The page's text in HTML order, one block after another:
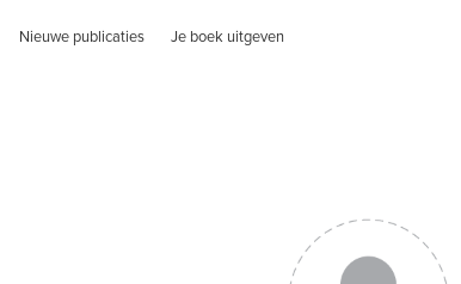
Nieuwe publicaties Je boek uitgeven